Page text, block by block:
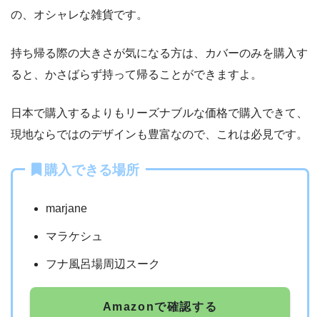
の、オシャレな雑貨です。
持ち帰る際の大きさが気になる方は、カバーのみを購入す
ると、かさばらず持って帰ることができますよ。
日本で購入するよりもリーズナブルな価格で購入できて、
現地ならではのデザインも豊富なので、これは必見です。
購入できる場所
marjane
マラケシュ
フナ風呂場周辺スーク
Amazonで確認する